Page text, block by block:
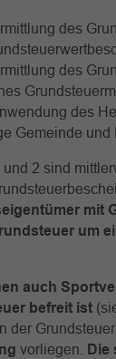
des
des
des
Gemeinde
2 sind
mit
um
auch
befreit ist
der
vorliegen. Die